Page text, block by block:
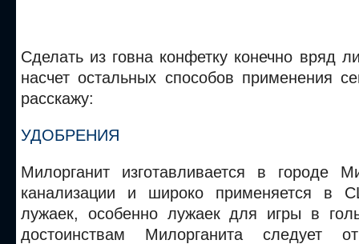
Сделать из говна конфетку конечно вряд
насчет остальных способов применения
расскажу:
УДОБРЕНИЯ
Милорганит изготавливается в городе
канализации и широко применяется в
лужаек, особенно лужаек для игры в
достоинствам Милорганита следует